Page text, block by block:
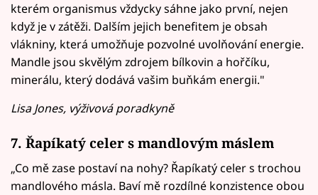
kterém organismus vždycky sáhne jako první, nejen
když je v zátěži. Dalším jejich benefitem je obsah
vlákniny, která umožňuje pozvolné uvolňování energie.
Mandle jsou skvělým zdrojem bílkovin a hořčíku,
minerálu, který dodává vašim buňkám energii."
Lisa Jones, výživová poradkyně
7. Řapíkatý celer s mandlovým máslem
„Co mě zase postaví na nohy? Řapíkatý celer s trochou
mandlového másla. Baví mě rozdílné konzistence obou